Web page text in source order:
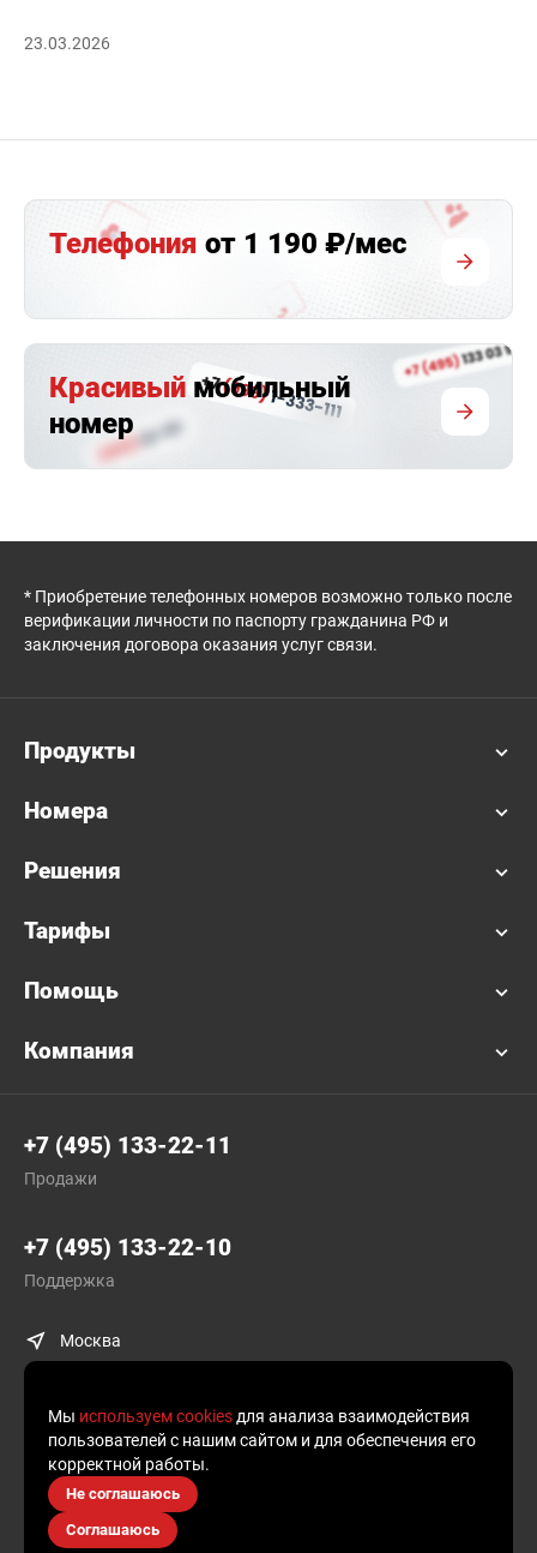
23.03.2026
Телефония от 1 190 ₽/мес
Красивый мобильный
номер
* Приобретение телефонных номеров возможно только после
верификации личности по паспорту гражданина РФ и
заключения договора оказания услуг связи.
Продукты
Номера
Решения
Тарифы
Помощь
Компания
+7 (495) 133-22-11
Продажи
+7 (495) 133-22-10
Поддержка
Москва
© Plusofon.ru, 2019—2026.
Продолжая использовать наш сайт, вы даете согласие на обработку
файлов cookies и других пользовательских данных, в соответствии
Мы используем cookies для анализа взаимодействия
пользователей с нашим сайтом и для обеспечения его
корректной работы.
Не соглашаюсь
Соглашаюсь